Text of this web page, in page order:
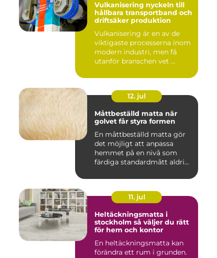
Vulkanisering nyckeln till
hållbara transportband och
driftsäker produktion
Vulkanisering är en av de
viktigaste processerna inom
modern industri, men få
utanför branschen vet ...
12. jul
Måttbeställd matta när
golvet får styra formen
En måttbeställd matta gör
det möjligt att anpassa
hemmet på en nivå som
färdiga standardmått aldrig
11. jul
Heltäckningsmatta i
stockholm så väljer du rätt
för hem och kontor
En heltäckningsmatta kan
förändra ett rum i grunden.